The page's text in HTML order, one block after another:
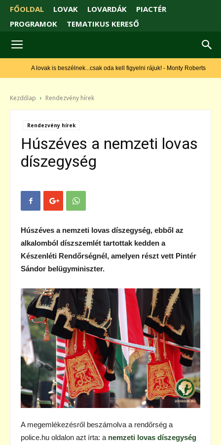
FŐOLDAL LOVAK LOVARDÁK
PIACTÉR
PROGRAMOK
TEMATIKUS KERESŐ
A lovak is beszélnek...csak oda kell figyelni rájuk! - Monty Roberts
Kezdőlap Rendezvény hírek
Rendezvény hírek
Húszéves a nemzeti lovas
díszegység
Húszéves a nemzeti lovas díszegység, ebből az
alkalomból díszszemlét tartottak kedden a
Készenléti Rendőrségnél, amelyen részt vett Pintér
Sándor belügyminiszter.
A megemlékezésről beszámolva a rendőrség a
police.hu oldalon azt írta: a nemzeti lovas díszegység